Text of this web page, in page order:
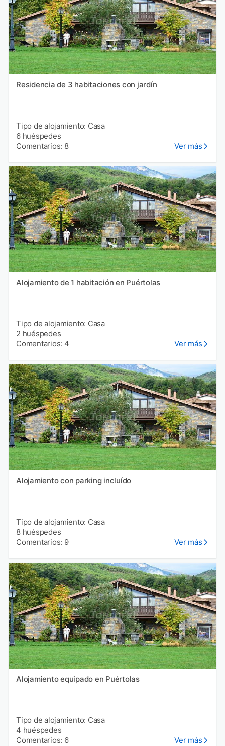
Residencia de 3 habitaciones con jardín
Tipo de alojamiento: Casa
6 huéspedes
Comentarios: 8
Ver más
Alojamiento de 1 habitación en Puértolas
Tipo de alojamiento: Casa
2 huéspedes
Comentarios: 4
Ver más
Alojamiento con parking incluído
Tipo de alojamiento: Casa
8 huéspedes
Comentarios: 9
Ver más
Alojamiento equipado en Puértolas
Tipo de alojamiento: Casa
4 huéspedes
Comentarios: 6
Ver más